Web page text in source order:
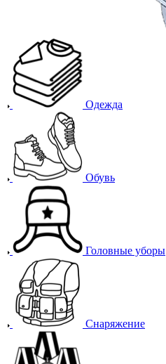
Одежда
Обувь
Головные уборы
Снаряжение